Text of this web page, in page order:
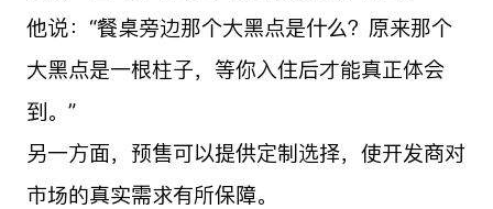
他说：“餐桌旁边那个大黑点是什么？原来那个
大黑点是一根柱子，等你入住后才能真正体会
到。”
另一方面，预售可以提供定制选择，使开发商对
市场的真实需求有所保障。